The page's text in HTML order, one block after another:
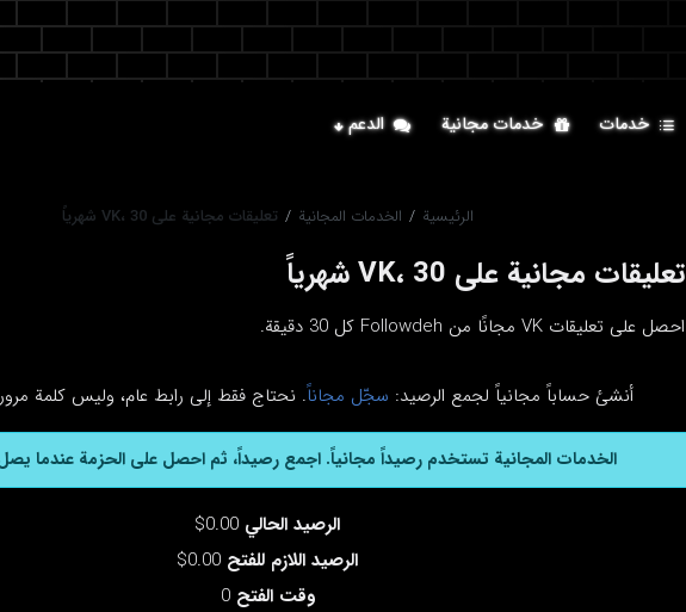
خدمات خدمات مجانية الدعم
الرئيسية / الخدمات المجانية / تعليقات مجانية على VK، 30 شهرياً
تعليقات مجانية على VK، 30 شهرياً
احصل على تعليقات VK مجانًا من Followdeh كل 30 دقيقة.
أنشئ حساباً مجانياً لجمع الرصيد: سجّل مجاناً. نحتاج فقط إلى رابط عام، وليس كلمة
الخدمات المجانية تستخدم رصيداً مجانياً. اجمع رصيداً، ثم احصل على الحزمة عندما
الرصيد الحالي 0.00$
الرصيد اللازم للفتح 0.00$
وقت الفتح 0